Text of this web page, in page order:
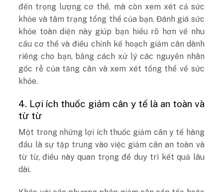
đến trọng lượng cơ thể, mà còn xem xét cả sức
khỏe và tâm trạng tổng thể của bạn. Đánh giá sức
khỏe toàn diện này giúp bạn hiểu rõ hơn về nhu
cầu cơ thể và điều chỉnh kế hoạch giảm cân dành
riêng cho bạn, bằng cách xử lý các nguyên nhân
gốc rễ của tăng cân và xem xét tổng thể về sức
khỏe.
4. Lợi ích thuốc giảm cân y tế là an toàn và
từ từ
Một trong những lợi ích thuốc giảm cân y tế hàng
đầu là sự tập trung vào việc giảm cân an toàn và
từ từ, điều này quan trọng để duy trì kết quả lâu
dài.